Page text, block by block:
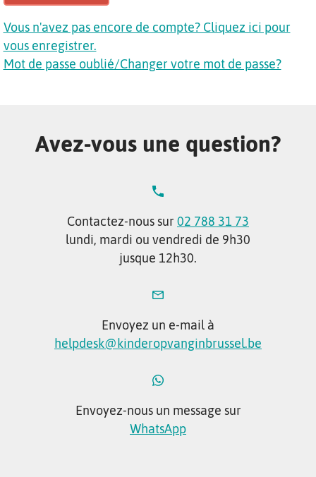
Vous n'avez pas encore de compte? Cliquez ici pour
vous enregistrer.
Mot de passe oublié/Changer votre mot de passe?
Avez-vous une question?
Contactez-nous sur 02 788 31 73
lundi, mardi ou vendredi de 9h30
jusque 12h30.
Envoyez un e-mail à
helpdesk@kinderopvanginbrussel.be
Envoyez-nous un message sur
WhatsApp